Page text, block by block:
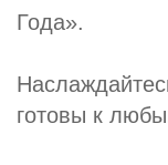
Года».
готовы к